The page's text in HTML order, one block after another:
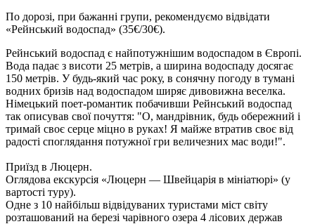
По дорозі, при бажанні групи, рекомендуємо відвідати
«Рейнський водоспад» (35€/30€).
Рейнський водоспад є найпотужнішим водоспадом в Європі.
Вода падає з висоти 25 метрів, а ширина водоспаду досягає
150 метрів. У будь-який час року, в сонячну погоду в тумані
водних бризів над водоспадом ширяє дивовижна веселка.
Німецький поет-романтик побачивши Рейнський водоспад
так описував свої почуття: "О, мандрівник, будь обережний і
тримай своє серце міцно в руках! Я майже втратив своє від
радості споглядання потужної гри величезних мас води!".
Приїзд в Люцерн.
Оглядова екскурсія «Люцерн — Швейцарія в мініатюрі» (у
вартості туру).
Одне з 10 найбільш відвідуваних туристами міст світу
розташований на березі чарівного озера 4 лісових держав